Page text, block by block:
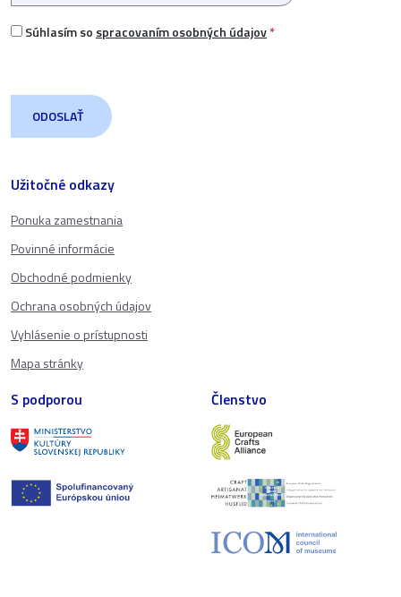
Užitočné odkazy
Ponuka zamestnania
Povinné informácie
Obchodné podmienky
Ochrana osobných údajov
Vyhlásenie o prístupnosti
Mapa stránky
Súhlasím so spracovaním osobných údajov*
S podporou Členstvo